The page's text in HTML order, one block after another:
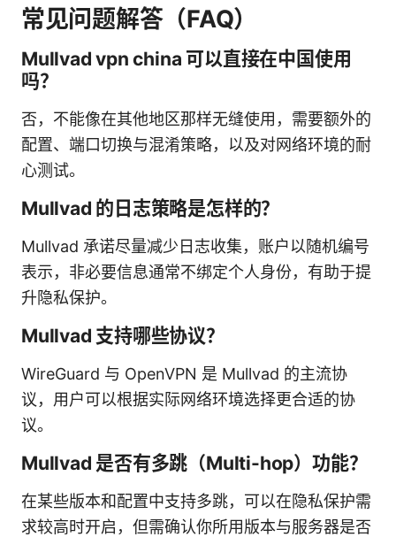
常见问题解答（FAQ）
Mullvad vpn china 可以直接在中国使用
吗？
否，不能像在其他地区那样无缝使用，需要额外的
配置、端口切换与混淆策略，以及对网络环境的耐
心测试。
Mullvad 的日志策略是怎样的？
Mullvad 承诺尽量减少日志收集，账户以随机编号
表示，非必要信息通常不绑定个人身份，有助于提
升隐私保护。
Mullvad 支持哪些协议？
WireGuard 与 OpenVPN 是 Mullvad 的主流协
议，用户可以根据实际网络环境选择更合适的协
议。
Mullvad 是否有多跳（Multi-hop）功能？
在某些版本和配置中支持多跳，可以在隐私保护需
求较高时开启，但需确认你所用版本与服务器是否